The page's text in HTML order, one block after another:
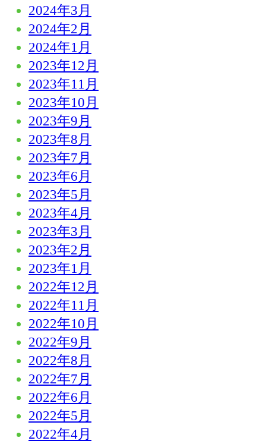
2024年3月
2024年2月
2024年1月
2023年12月
2023年11月
2023年10月
2023年9月
2023年8月
2023年7月
2023年6月
2023年5月
2023年4月
2023年3月
2023年2月
2023年1月
2022年12月
2022年11月
2022年10月
2022年9月
2022年8月
2022年7月
2022年6月
2022年5月
2022年4月